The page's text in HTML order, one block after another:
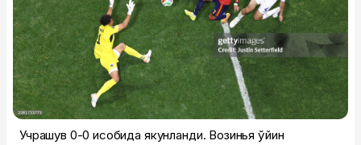
Учрашув 0-0 ҳисобида якунланди. Возинья ўйин